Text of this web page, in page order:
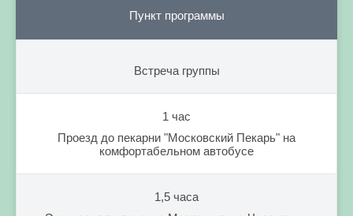
Пункт программы
Встреча группы
1 час
Проезд до пекарни "Московский Пекарь" на
комфортабельном автобусе
1,5 часа